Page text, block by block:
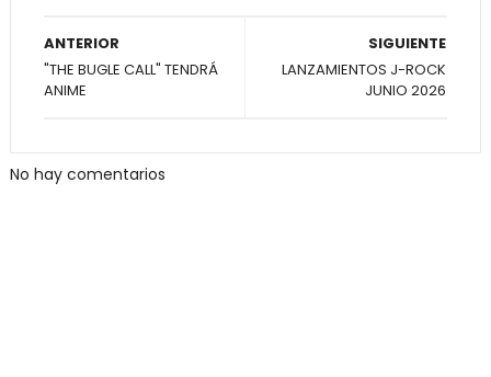
SIGUIENTE
LANZAMIENTOS J-ROCK
JUNIO 2026
ANTERIOR
"THE BUGLE CALL" TENDRÁ
ANIME
No hay comentarios